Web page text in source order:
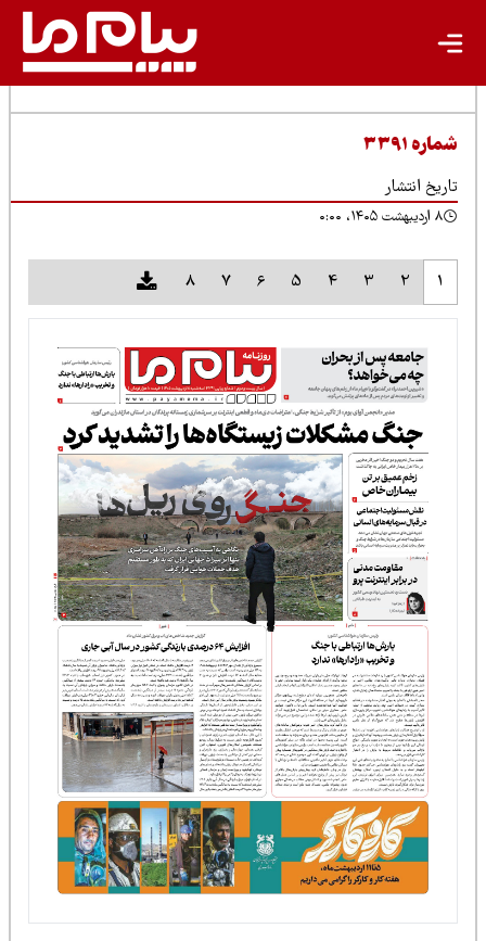
شماره ۳۳۹۱
تاریخ انتشار
۸ اردیبهشت ۱۴۰۵، ۰:۰۰
1
2
3
4
5
6
7
8